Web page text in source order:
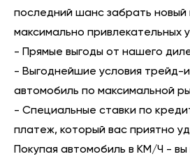
последний шанс забрать
максимально привлекательных
- Прямые выгоды от нашего
- Выгоднейшие условия трейд-
автомобиль по максимальной
- Специальные ставки по
платеж, который вас приятно
Покупая автомобиль в КМ/Ч - вы